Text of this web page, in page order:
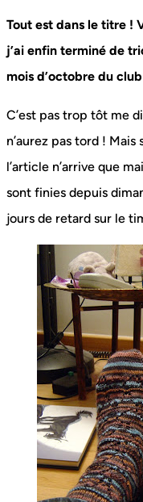
Tout est dans le titre !
j’ai enfin terminé de
mois d’octobre du club
C’est pas trop tôt me
n’aurez pas tord ! Mais
l’article n’arrive que
sont finies depuis
jours de retard sur le